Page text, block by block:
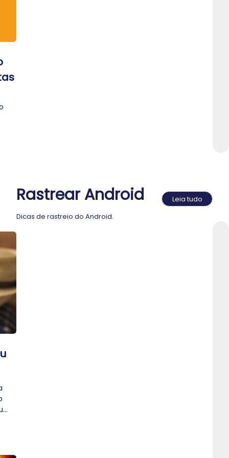
Rastrear Android
Leia tudo
Dicas de rastreio do Android.